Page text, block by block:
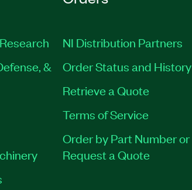
&
NI Distribution Partners
Order Status and History
Retrieve a Quote
Terms of Service
Order by Part Number or
Request a Quote